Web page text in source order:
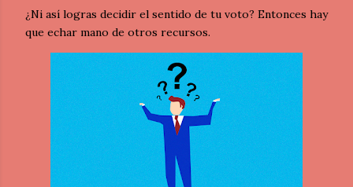
¿Ni así logras decidir el sentido de tu voto? Entonces hay
que echar mano de otros recursos.